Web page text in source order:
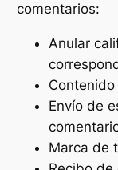
comentarios:
Anular
Envío de
Marca de